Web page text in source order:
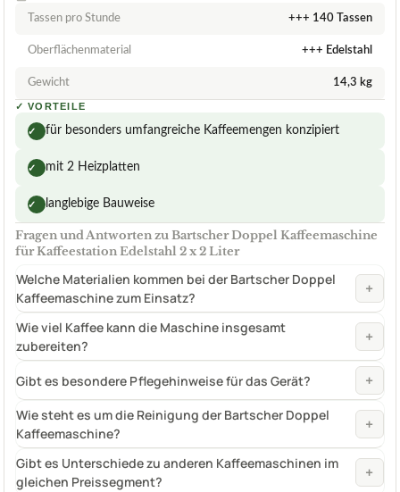
Tassen pro Stunde +++ 140 Tassen
Oberflächenmaterial +++ Edelstahl
Gewicht 14,3 kg
✓ VORTEILE
✓ für besonders umfangreiche Kaffeemengen konzipiert
✓ mit 2 Heizplatten
✓ langlebige Bauweise
Fragen und Antworten zu Bartscher Doppel Kaffeemaschine
für Kaffeestation Edelstahl 2 x 2 Liter
Welche Materialien kommen bei der Bartscher Doppel
Kaffeemaschine zum Einsatz?
+
Wie viel Kaffee kann die Maschine insgesamt
zubereiten?
+
Gibt es besondere Pflegehinweise für das Gerät? +
Wie steht es um die Reinigung der Bartscher Doppel
Kaffeemaschine?
+
Gibt es Unterschiede zu anderen Kaffeemaschinen im
gleichen Preissegment?
+